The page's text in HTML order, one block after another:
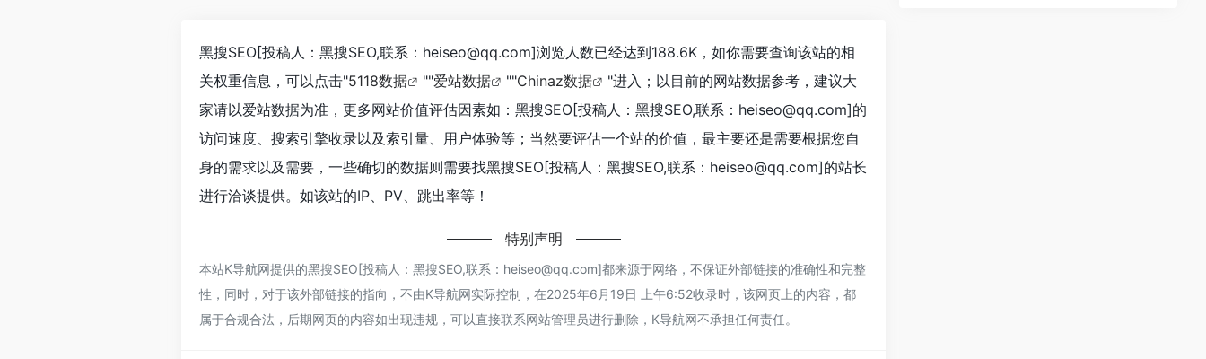
黑搜SEO[投稿人：黑搜SEO,联系：heiseo@qq.com]浏览人数已经达到188.6K，如你需要查询该站的相
关权重信息，可以点击"5118数据 ""爱站数据 ""Chinaz数据
"进入；以目前的网站数据参考，建议大
家请以爱站数据为准，更多网站价值评估因素如：黑搜SEO[投稿人：黑搜SEO,联系：heiseo@qq.com]的
访问速度、搜索引擎收录以及索引量、用户体验等；当然要评估一个站的价值，最主要还是需要根据您自
身的需求以及需要，一些确切的数据则需要找黑搜SEO[投稿人：黑搜SEO,联系：heiseo@qq.com]的站长
进行洽谈提供。如该站的IP、PV、跳出率等！
特别声明
本站K导航网提供的黑搜SEO[投稿人：黑搜SEO,联系：heiseo@qq.com]都来源于网络，不保证外部链接的准确性和完整
性，同时，对于该外部链接的指向，不由K导航网实际控制，在2025年6月19日 上午6:52收录时，该网页上的内容，都
属于合规合法，后期网页的内容如出现违规，可以直接联系网站管理员进行删除，K导航网不承担任何责任。